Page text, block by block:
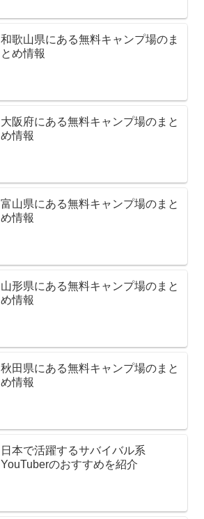
和歌山県にある無料キャンプ場のま
とめ情報
大阪府にある無料キャンプ場のまと
め情報
富山県にある無料キャンプ場のまと
め情報
山形県にある無料キャンプ場のまと
め情報
秋田県にある無料キャンプ場のまと
め情報
日本で活躍するサバイバル系
YouTuberのおすすめを紹介